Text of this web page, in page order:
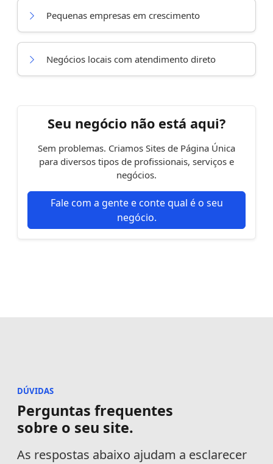
Pequenas empresas em crescimento
Negócios locais com atendimento direto
Seu negócio não está aqui?
Sem problemas. Criamos Sites de Página Única
para diversos tipos de profissionais, serviços e
negócios.
Fale com a gente e conte qual é o seu
negócio.
DÚVIDAS
Perguntas frequentes
sobre o seu site.
As respostas abaixo ajudam a esclarecer